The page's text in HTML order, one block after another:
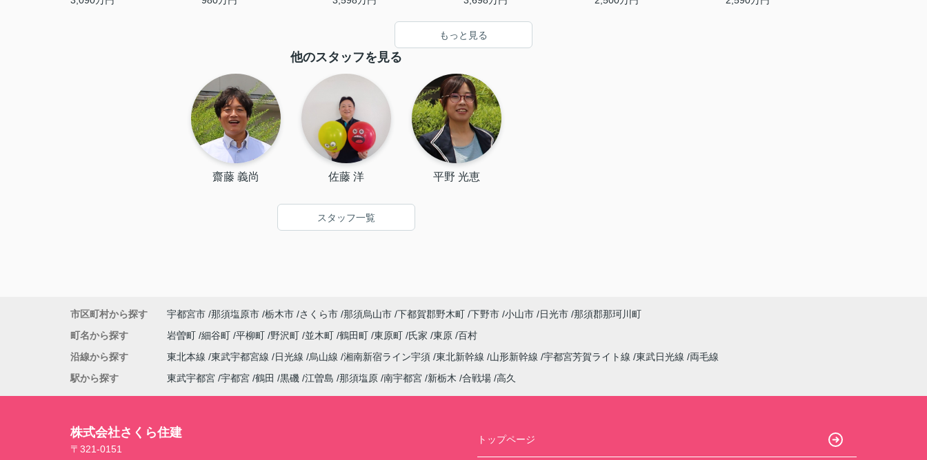
もっと見る
他のスタッフを見る
齋藤 義尚 佐藤 洋 平野 光恵
スタッフ一覧
市区町村から探す 宇都宮市 那須塩原市 栃木市 さくら市 那須烏山市 下都賀郡野木町 下野市 小山市 日光市 那須郡那珂川町
町名から探す
岩曽町 細谷町 平柳町 野沢町 並木町 鶴田町 東原町 氏家 東原 百村
沿線から探す
東北本線 東武宇都宮線 日光線 烏山線 湘南新宿ライン宇須 東北新幹線 山形新幹線 宇都宮芳賀ライト線 東武日光線
両毛線
駅から探す
東武宇都宮 宇都宮 鶴田 黒磯 江曽島 那須塩原 南宇都宮 新栃木 合戦場 高久
株式会社さくら住建
〒321-0151
トップページ